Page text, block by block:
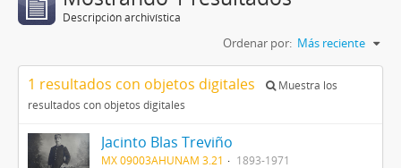
Descripción archivística
Ordenar por: Más reciente
1 resultados con objetos digitales
Muestra los
resultados con objetos digitales
Jacinto Blas Treviño
MX 09003AHUNAM 3.21 1893-1971